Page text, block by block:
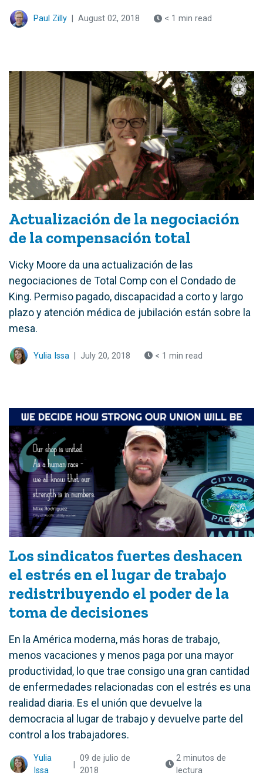
Paul Zilly August 02, 2018 < 1 min read
Actualización de la negociación
de la compensación total
Vicky Moore da una actualización de las
negociaciones de Total Comp con el Condado de
King. Permiso pagado, discapacidad a corto y largo
plazo y atención médica de jubilación están sobre la
mesa.
Yulia Issa July 20, 2018 < 1 min read
Los sindicatos fuertes deshacen
el estrés en el lugar de trabajo
redistribuyendo el poder de la
toma de decisiones
En la América moderna, más horas de trabajo,
menos vacaciones y menos paga por una mayor
productividad, lo que trae consigo una gran cantidad
de enfermedades relacionadas con el estrés es una
realidad diaria. Es el unión que devuelve la
democracia al lugar de trabajo y devuelve parte del
control a los trabajadores.
Yulia
Issa
09 de julio de
2018
2 minutos de
lectura